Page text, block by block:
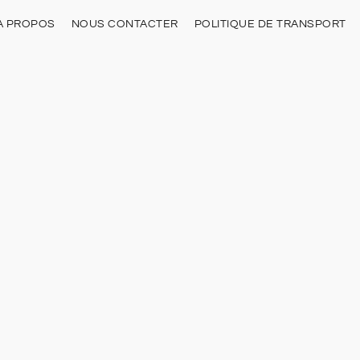
PROPOS NOUS CONTACTER POLITIQUE DE TRANSPORT